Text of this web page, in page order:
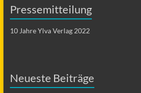
Pressemitteilung
10 Jahre Ylva Verlag 2022
Neueste Beiträge